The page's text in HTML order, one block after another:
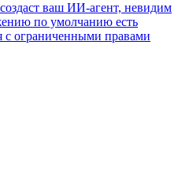
ваш ИИ-агент, невидим
по умолчанию есть
с ограниченными правами